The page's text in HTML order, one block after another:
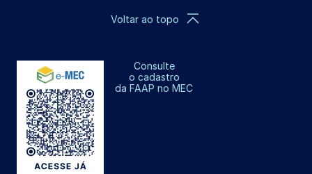
Consulte
o cadastro
da FAAP no MEC
Voltar ao topo